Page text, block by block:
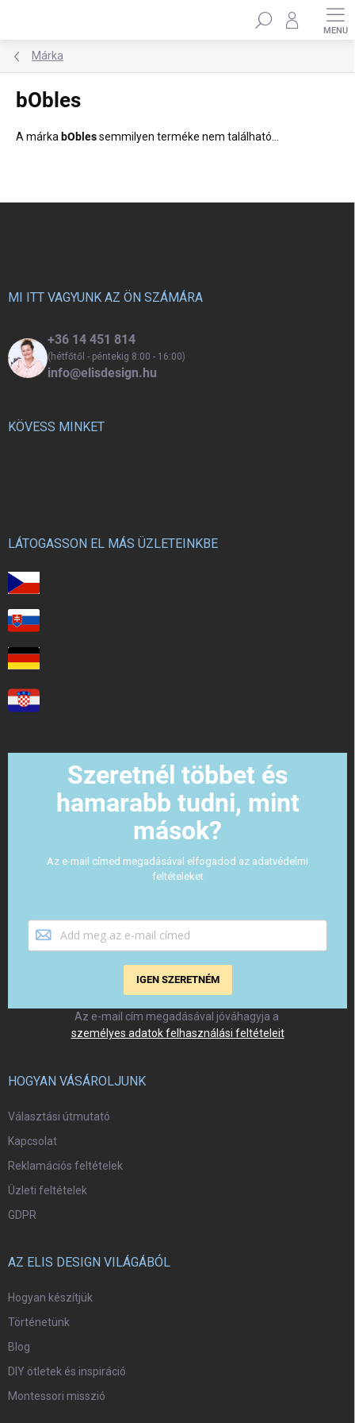
tartalomhoz
Keresés
Márka
bObles
A márka bOblessemmilyen terméke nem található...
Szeretnél többet és
hamarabb tudni, mint
mások?
Az e-mail címed megadásával elfogadod az adatvédelmi
feltételeket
IGEN SZERETNÉM
Az e-mail cím megadásával jóváhagyja a
személyes adatok felhasználási feltételeit
MI ITT VAGYUNK AZ ÖN SZÁMÁRA
+36 14 451 814
(hétfőtől - péntekig 8:00 - 16:00)
info@elisdesign.hu
KÖVESS MINKET
LÁTOGASSON EL MÁS ÜZLETEINKBE
HOGYAN VÁSÁROLJUNK
Választási útmutató
Kapcsolat
Reklamációs feltételek
Üzleti feltételek
GDPR
AZ ELIS DESIGN VILÁGÁBÓL
Hogyan készítjük
Történetünk
Blog
DIY ötletek és inspiráció
Montessori misszió